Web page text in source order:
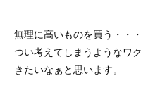
無理に高いものを買う・・
つい考えてしまうようなワ
きたいなぁと思います。